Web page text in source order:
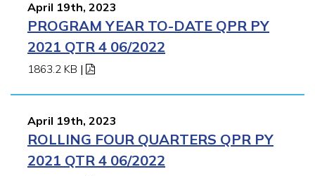
April 19th, 2023
PROGRAM YEAR TO-DATE QPR PY
2021 QTR 4 06/2022
1863.2 KB |
April 19th, 2023
ROLLING FOUR QUARTERS QPR PY
2021 QTR 4 06/2022